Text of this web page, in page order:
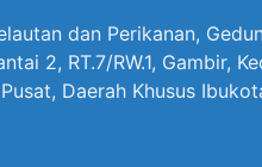
dan Perikanan,
2, RT.7/RW.1, Gambir,
Daerah Khusus